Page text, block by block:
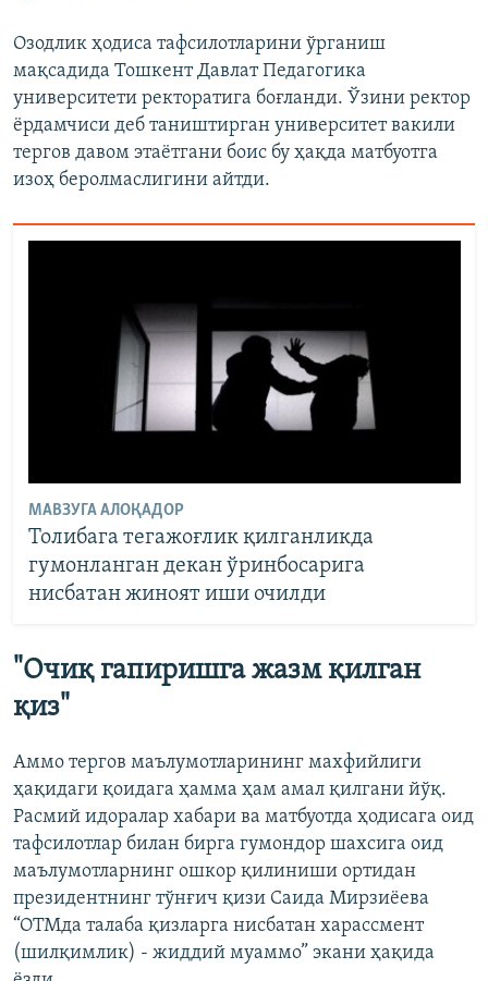
Озодлик ҳодиса тафсилотларини ўрганиш
мақсадида Тошкент Давлат Педагогика
университети ректоратига боғланди. Ўзини ректор
ёрдамчиси деб таништирган университет вакили
тергов давом этаётгани боис бу ҳақда матбуотга
изоҳ беролмаслигини айтди.
МАВЗУГА АЛОҚАДОР
Толибага тегажоғлик қилганликда
гумонланган декан ўринбосарига
нисбатан жиноят иши очилди
"Очиқ гапиришга жазм қилган
қиз"
Аммо тергов маълумотларининг махфийлиги
ҳақидаги қоидага ҳамма ҳам амал қилгани йўқ.
Расмий идоралар хабари ва матбуотда ҳодисага оид
тафсилотлар билан бирга гумондор шахсига оид
маълумотларнинг ошкор қилиниши ортидан
президентнинг тўнғич қизи Саида Мирзиёева
“ОТМда талаба қизларга нисбатан харассмент
(шилқимлик) - жиддий муаммо” экани ҳақида